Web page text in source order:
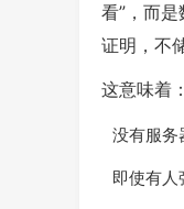
看”，而
证明，不
这意味着：
没有服务
即使有人